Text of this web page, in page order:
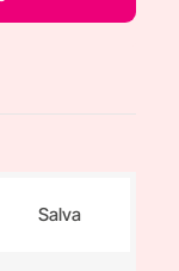
Salva